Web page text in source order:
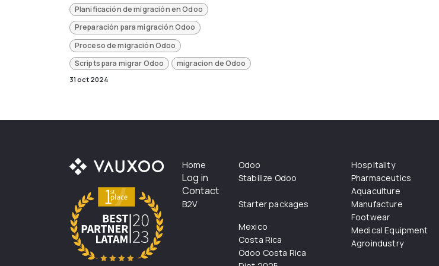
Planificación de migración en Odoo
Preparación para migración Odoo
Proceso de migración Odoo
Scripts para migrar Odoo
migracion de Odoo
31 oct 2024
Home
Log in
Contact
B2V
Odoo
Stabilize Odoo
Starter packages
Mexico
Costa Rica
Odoo Costa Rica
Hospitality
Pharmaceutics
Aquaculture
Manufacture
Footwear
Medical Equipment
Agroindustry